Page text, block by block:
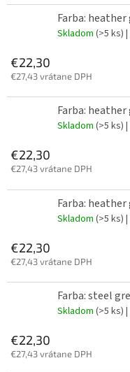
Farba: heather
Skladom (>5 ks) |
€22,30
€27,43 vrátane DPH
Farba: heather
Skladom (>5 ks) |
€22,30
€27,43 vrátane DPH
Farba: heather
Skladom (>5 ks) |
€22,30
€27,43 vrátane DPH
Farba: steel
Skladom (>5 ks) |
€22,30
€27,43 vrátane DPH